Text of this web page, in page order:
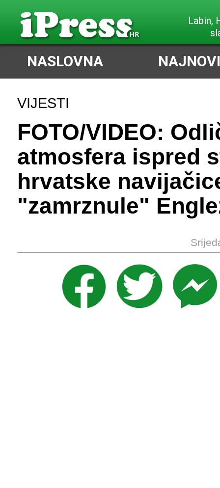
slabi
NASLOVNA
VIJESTI
FOTO/VIDEO:
atmosfera ispred
hrvatske
"zamrznule"